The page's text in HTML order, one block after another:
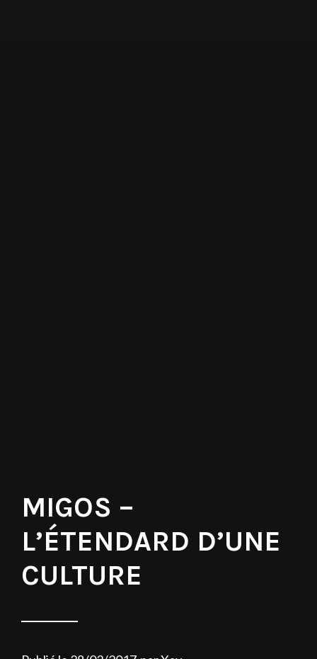
MIGOS –
L’ÉTENDARD D’UNE
CULTURE